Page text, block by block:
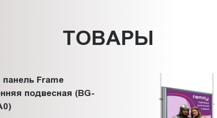
ТОВАРЫ
Frame
подвесная (BG-